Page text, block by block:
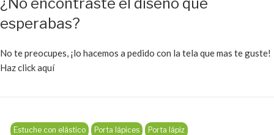
esperabas?
No te preocupes, ¡lo hacemos a pedido con la tela que mas te guste!
Haz click aquí
Estuche con elástico Porta lápices
Porta lápiz